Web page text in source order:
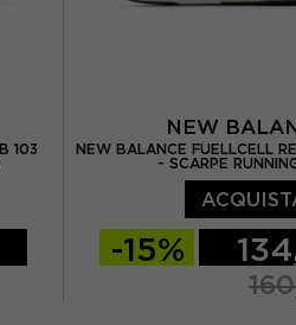
103
NEW
NEW BALANCE FUELLCELL
- SCARPE
-15%